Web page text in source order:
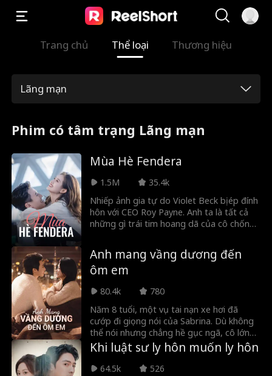
Trang chủ Thể loại Thương hiệu
Lãng mạn
Phim có tâm trạng Lãng mạn
Mùa Hè Fendera
1.5M
35.4k
Nhiếp ảnh gia tự do Violet Beck bị ép đính
hôn với CEO Roy Payne. Anh ta là tất cả
những gì trái tim hoang dã của cô chống
đau lòng. Nhưng tình yêu có cách phát
triển riêng. Từng ánh nhìn, từng cái chạm,
từng khoảnh khắc im lặng chia sẻ, sự
tình yêu mong manh và nổi bật như hoa
hồng Vendela sắp nở rộ.
Anh mang vầng dương đến
ôm em
80.4k
780
Năm 8 tuổi, một vụ tai nạn xe hơi đã
cướp đi giọng nói của Sabrina. Dù không
thể nói nhưng chẳng hề gục ngã, cô lớn
lên trong tình yêu thương, nhất là từ
Julian, mối tình thanh mai trúc mã từng
thề non hẹn biển. Thế nhưng, lời thề trọn
Khi luật sư ly hôn muốn ly hôn
64.5k
526